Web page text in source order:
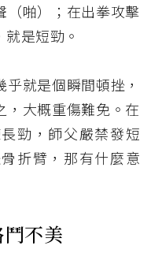
（啪）；在出拳攻擊
是短勁。
就是個瞬間頓挫，
，大概重傷難免。在
勁，師父嚴禁發短
折臂，那有什麼意
不美